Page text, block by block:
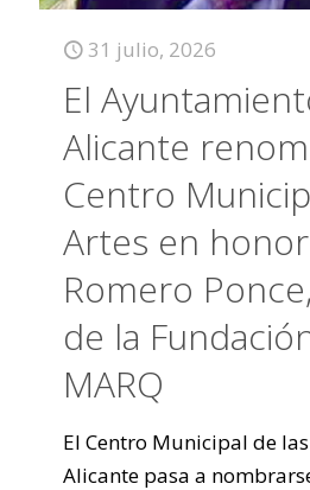
31 julio, 2026
El
Alicante
Centro
Artes en
Romero
de la
MARQ
El Centro Municipal de
Alicante pasa a